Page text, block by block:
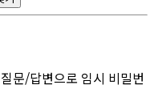
문/답변으로 임시 비밀번